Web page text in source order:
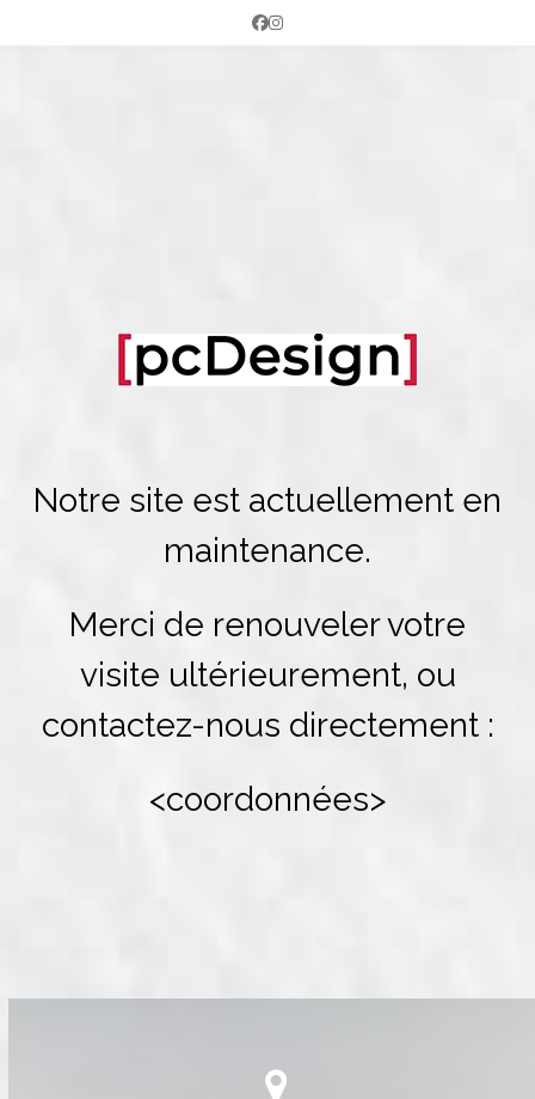
Facebook
Instagram
Notre site est actuellement en
maintenance.
Merci de renouveler votre
visite ultérieurement, ou
contactez-nous directement :
<coordonnées>